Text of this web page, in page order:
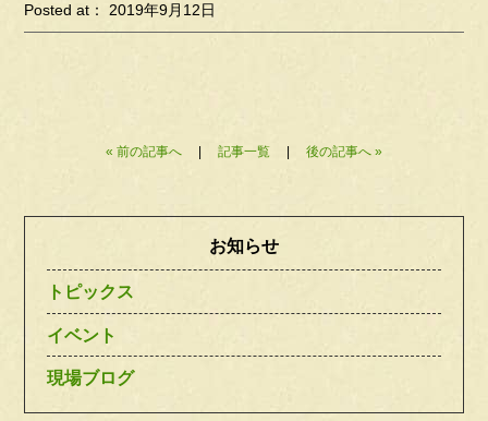
Posted at： 2019年9月12日
« 前の記事へ 記事一覧 後の記事へ »
お知らせ
トピックス
イベント
現場ブログ